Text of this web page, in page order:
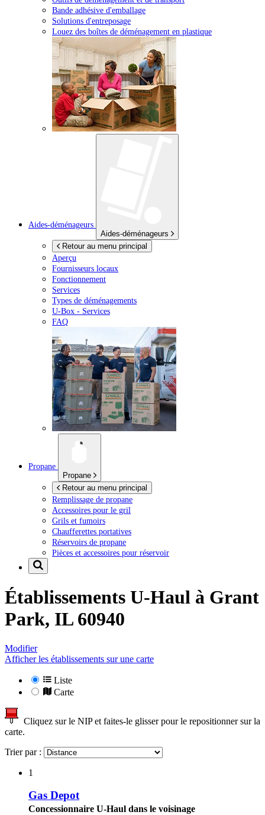
Bande adhésive d'emballage
Solutions d'entreposage
Louez des boîtes de déménagement en plastique
Aides-déménageurs
Aides-déménageurs
Retour au menu principal
Aperçu
Fournisseurs locaux
Fonctionnement
Services
Types de déménagements
U-Box - Services
FAQ
Propane
Propane
Retour au menu principal
Remplissage de propane
Accessoires pour le gril
Grils et fumoirs
Chaufferettes portatives
Réservoirs de propane
Pièces et accessoires pour réservoir
Établissements U-Haul à Grant
Park, IL 60940
Modifier
Afficher les établissements sur une carte
Liste
Carte
Cliquez sur le NIP et faites-le glisser pour le repositionner sur la
carte.
Trier par :
1
Gas Depot
Concessionnaire U-Haul dans le voisinage